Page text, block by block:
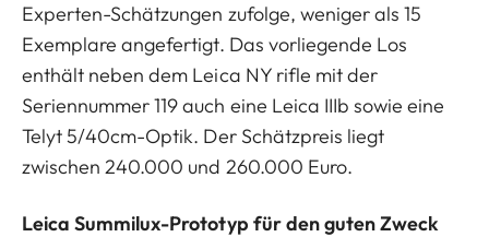
Experten-Schätzungen zufolge, weniger als 15
Exemplare angefertigt. Das vorliegende Los
enthält neben dem Leica NY rifle mit der
Seriennummer 119 auch eine Leica IIIb sowie eine
Telyt 5/40cm-Optik. Der Schätzpreis liegt
zwischen 240.000 und 260.000 Euro.
Leica Summilux-Prototyp für den guten Zweck